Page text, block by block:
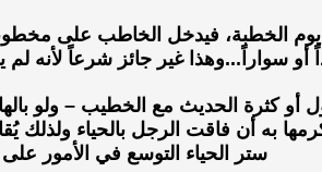
يوم الخطبة، فيدخل الخاطب على
أو سواراً...وهذا غير جائز شرعاً لأنه
أو كثرة الحديث مع الخطيب – ولو
به أن فاقت الرجل بالحياء
ستر الحياء التوسع في الأمور